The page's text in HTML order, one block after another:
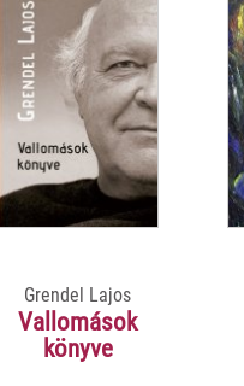
Grendel Lajos
Vallomások
könyve